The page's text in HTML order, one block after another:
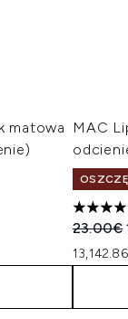
matowa
MAC
5
23.00€